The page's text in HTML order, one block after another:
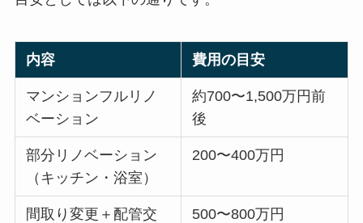
内容 費用の目安
マンションフルリノ
ベーション
約700〜1,500万円前
後
部分リノベーション
（キッチン・浴室）
200〜400万円
間取り変更＋配管交
500〜800万円